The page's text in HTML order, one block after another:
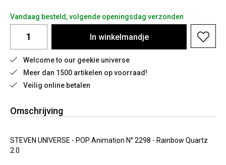
Vandaag besteld, volgende openingsdag verzonden
In winkelmandje
Welcome to our geekie universe
Meer dan 1500 artikelen op voorraad!
Veilig online betalen
Omschrijving
STEVEN UNIVERSE - POP Animation N° 2298 - Rainbow Quartz
2.0